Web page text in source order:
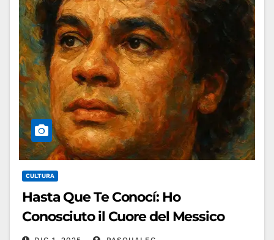
Leggi tutto
CULTURA
Hasta Que Te Conocí: Ho
Conosciuto il Cuore del Messico